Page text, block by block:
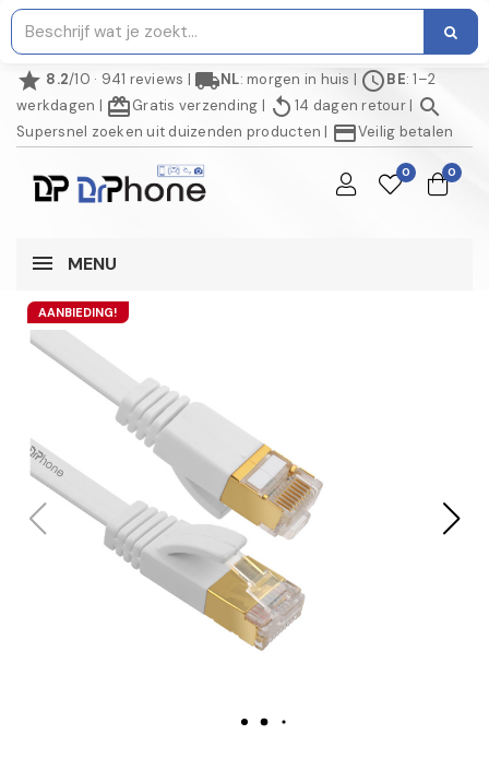
star 8.2/10 · 941 reviews | local_shippingNL: morgen in huis | scheduleBE: 1–2
werkdagen | redeemGratis verzending | replay 14 dagen retour| search
Supersnel zoeken uit duizenden producten | credit_cardVeilig betalen
0 0
MENU
AANBIEDING!